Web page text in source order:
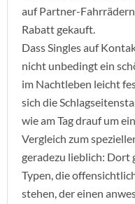
auf Partner-
Rabatt gekauft.
Dass Singles auf
nicht unbedingt ein
im Nachtleben leicht
sich die
wie am Tag drauf um
Vergleich zum
geradezu lieblich: Dort
Typen, die
stehen, der einen